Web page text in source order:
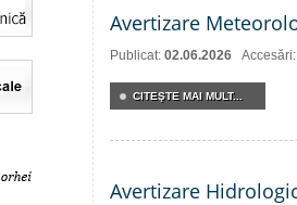
Avertizare
Publicat: 02.06.2026
CITEŞTE MAI MULT...
Avertizare